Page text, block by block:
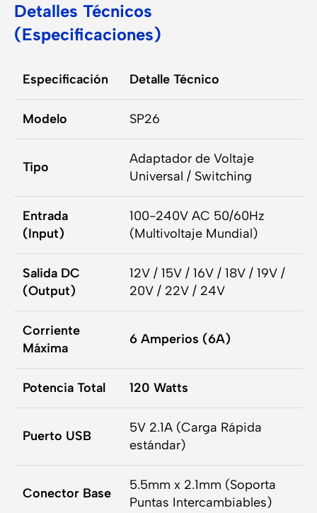
Detalles Técnicos
(Especificaciones)
Especificación Detalle Técnico
Modelo SP26
Tipo
Adaptador de Voltaje
Universal / Switching
Entrada
(Input)
100-240V AC 50/60Hz
(Multivoltaje Mundial)
Salida DC
(Output)
12V / 15V / 16V / 18V / 19V /
20V / 22V / 24V
Corriente
Máxima
6 Amperios (6A)
Potencia Total 120 Watts
Puerto USB
5V 2.1A (Carga Rápida
estándar)
Conector Base
5.5mm x 2.1mm (Soporta
Puntas Intercambiables)